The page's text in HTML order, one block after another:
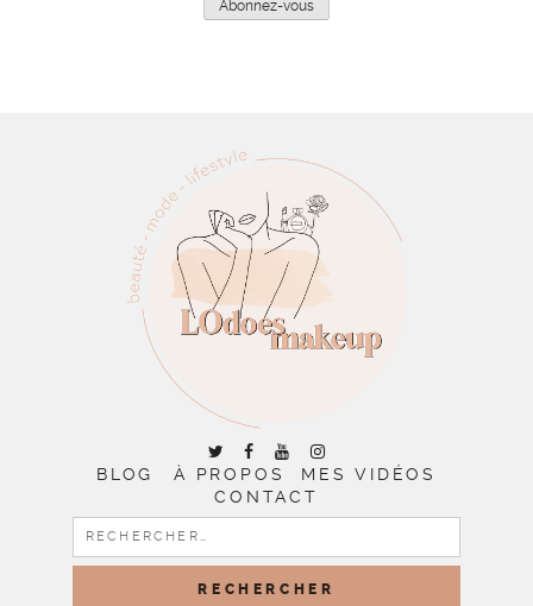
Abonnez-vous
BLOG À PROPOS
MES VIDÉOS
CONTACT
RECHERCHER :